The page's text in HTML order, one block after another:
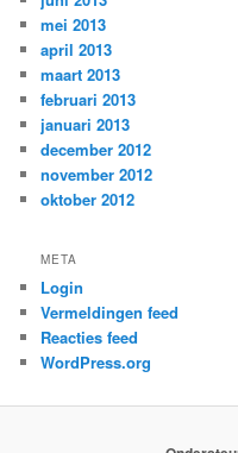
mei 2013
april 2013
maart 2013
februari 2013
januari 2013
december 2012
november 2012
oktober 2012
META
Login
Vermeldingen feed
Reacties feed
WordPress.org